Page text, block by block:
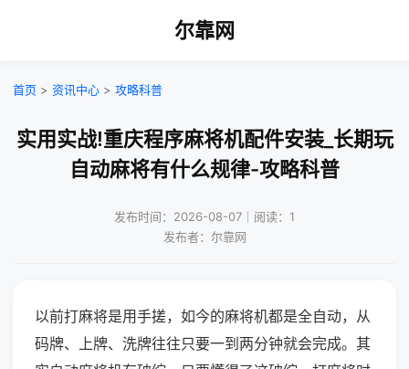
尔靠网
首页 > 资讯中心 > 攻略科普
实用实战!重庆程序麻将机配件安装_长期玩
自动麻将有什么规律-攻略科普
发布时间：2026-08-07｜阅读：1
发布者：尔靠网
以前打麻将是用手搓，如今的麻将机都是全自动，从
码牌、上牌、洗牌往往只要一到两分钟就会完成。其